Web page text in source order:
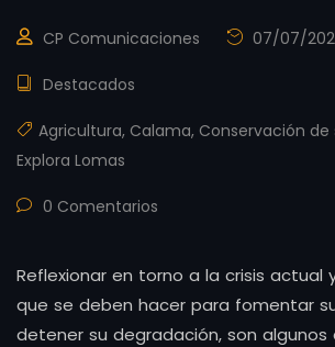
CP Comunicaciones 07/07/
Destacados
Agricultura, Calama, Conservación de
Explora Lomas
0 Comentarios
Reflexionar en torno a la crisis actual
que se deben hacer para fomentar
detener su degradación, son algunos